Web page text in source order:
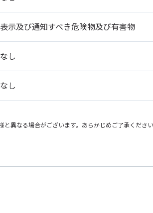
示及び通知すべき危険物及び有害物
し
し
異なる場合がございます。あらかじめご了承くださ